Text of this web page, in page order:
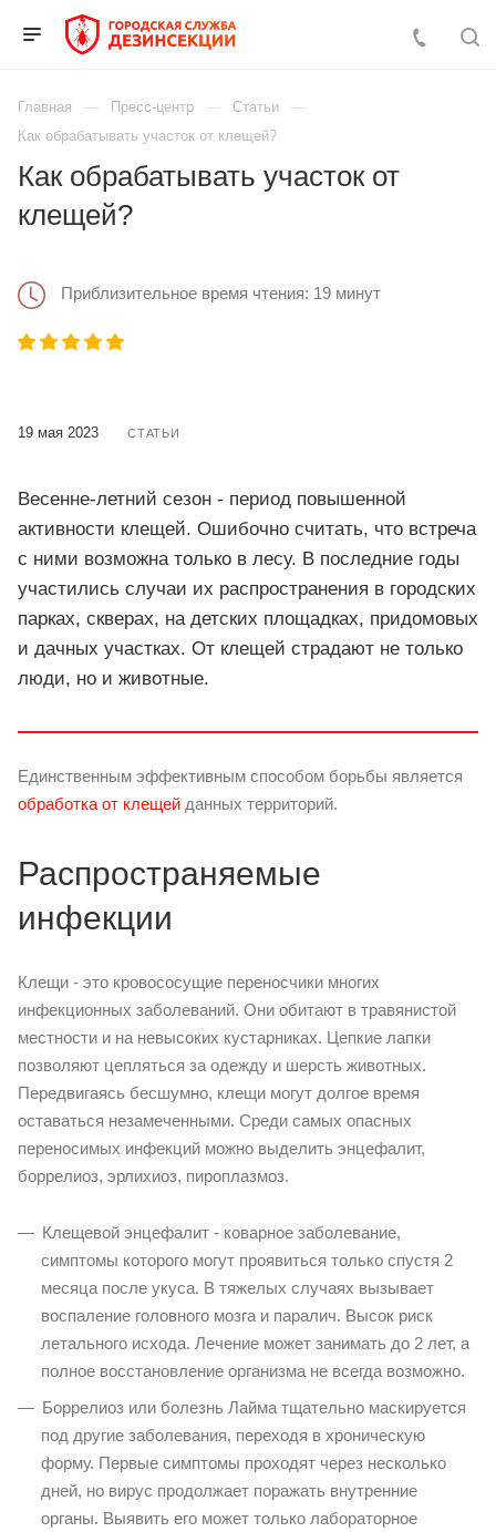
Главная Пресс-центр
Статьи
Как обрабатывать участок от клещей?
Как обрабатывать участок от
клещей?
Приблизительное время чтения: 19 минут
19 мая 2023 СТАТЬИ
Весенне-летний сезон - период повышенной
активности клещей. Ошибочно считать, что встреча
с ними возможна только в лесу. В последние годы
участились случаи их распространения в городских
парках, скверах, на детских площадках, придомовых
и дачных участках. От клещей страдают не только
люди, но и животные.
Единственным эффективным способом борьбы является
обработка от клещей данных территорий.
Распространяемые
инфекции
Клещи - это кровососущие переносчики многих
инфекционных заболеваний. Они обитают в травянистой
местности и на невысоких кустарниках. Цепкие лапки
позволяют цепляться за одежду и шерсть животных.
Передвигаясь бесшумно, клещи могут долгое время
оставаться незамеченными. Среди самых опасных
переносимых инфекций можно выделить энцефалит,
боррелиоз, эрлихиоз, пироплазмоз.
Клещевой энцефалит - коварное заболевание,
симптомы которого могут проявиться только спустя 2
месяца после укуса. В тяжелых случаях вызывает
воспаление головного мозга и паралич. Высок риск
летального исхода. Лечение может занимать до 2 лет, а
полное восстановление организма не всегда возможно.
Боррелиоз или болезнь Лайма тщательно маскируется
под другие заболевания, переходя в хроническую
форму. Первые симптомы проходят через несколько
дней, но вирус продолжает поражать внутренние
органы. Выявить его может только лабораторное